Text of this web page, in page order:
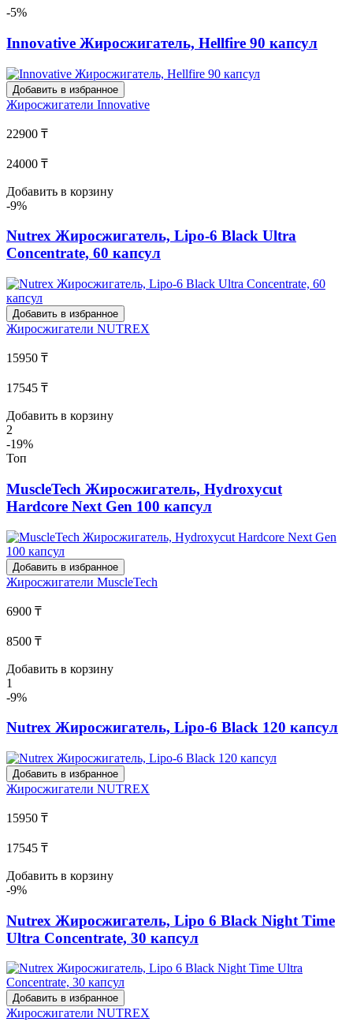
-5%
Innovative Жиросжигатель, Hellfire 90 капсул
Добавить в избранное
Жиросжигатели Innovative
22900 ₸
24000 ₸
Добавить в корзину
-9%
Nutrex Жиросжигатель, Lipo-6 Black Ultra
Concentrate, 60 капсул
Добавить в избранное
Жиросжигатели NUTREX
15950 ₸
17545 ₸
Добавить в корзину
2
-19%
Топ
MuscleTech Жиросжигатель, Hydroxycut
Hardcore Next Gen 100 капсул
Добавить в избранное
Жиросжигатели MuscleTech
6900 ₸
8500 ₸
Добавить в корзину
1
-9%
Nutrex Жиросжигатель, Lipo-6 Black 120 капсул
Добавить в избранное
Жиросжигатели NUTREX
15950 ₸
17545 ₸
Добавить в корзину
-9%
Nutrex Жиросжигатель, Lipo 6 Black Night Time
Ultra Concentrate, 30 капсул
Добавить в избранное
Жиросжигатели NUTREX